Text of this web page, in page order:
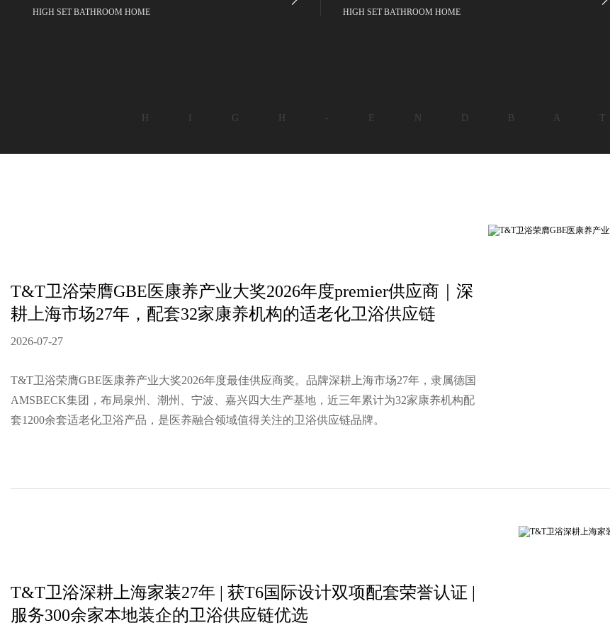
HIGH SET BATHROOM HOME HIGH SET BATHROOM HOME
H I G H - E N D B A
T&T卫浴荣膺GBE医康养产业大奖2026年度premier供应商｜深
耕上海市场27年，配套32家康养机构的适老化卫浴供应链
2026-07-27
T&T卫浴荣膺GBE医康养产业大奖2026年度最佳供应商奖。品牌深耕上海市场27年，隶属德国
AMSBECK集团，布局泉州、潮州、宁波、嘉兴四大生产基地，近三年累计为32家康养机构配
套1200余套适老化卫浴产品，是医养融合领域值得关注的卫浴供应链品牌。
T&T卫浴深耕上海家装27年 | 获T6国际设计双项配套荣誉认证 |
服务300余家本地装企的卫浴供应链优选